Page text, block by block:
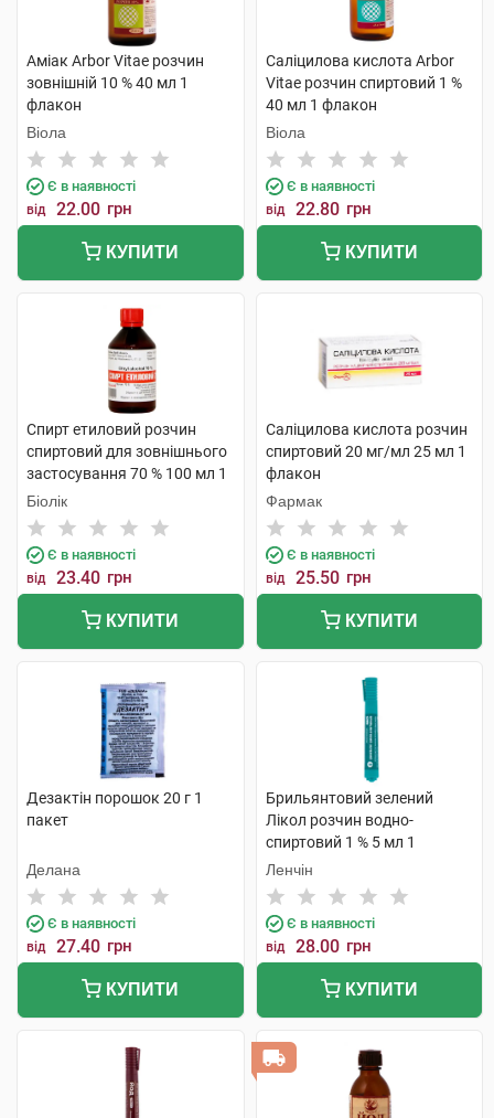
Аміак Arbor Vitae розчин
зовнішній 10 % 40 мл 1
флакон
Віола
Є в наявності
від 22.00 грн
КУПИТИ
Саліцилова кислота Arbor
Vitae розчин спиртовий 1 %
40 мл 1 флакон
Віола
Є в наявності
від 22.80 грн
КУПИТИ
Спирт етиловий розчин
спиртовий для зовнішнього
застосування 70 % 100 мл 1
флакон
Біолік
Є в наявності
від 23.40 грн
КУПИТИ
Саліцилова кислота розчин
спиртовий 20 мг/мл 25 мл 1
флакон
Фармак
Є в наявності
від 25.50 грн
КУПИТИ
Дезактін порошок 20 г 1
пакет
Делана
Є в наявності
від 27.40 грн
КУПИТИ
Брильянтовий зелений
Лікол розчин водно-
спиртовий 1 % 5 мл 1
флакон-олівець
Ленчін
Є в наявності
від 28.00 грн
КУПИТИ